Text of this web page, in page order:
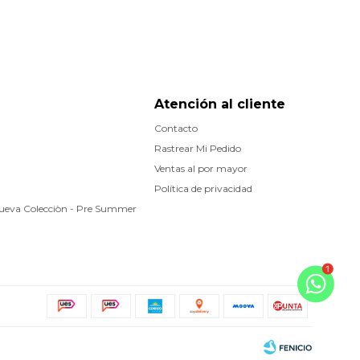
Atención al cliente
Contacto
Rastrear Mi Pedido
Ventas al por mayor
Política de privacidad
Colecciòn - Pre Summer